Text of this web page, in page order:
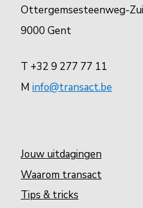
Ottergemsesteenweg-
9000 Gent
T +32 9 277 77 11
M info@transact.be
Jouw uitdagingen
Waarom transact
Tips & tricks